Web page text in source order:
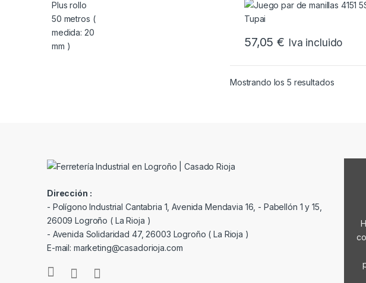
57,05€ Iva incluido
Mostrando los 5 resultados
Dirección :
- Polígono Industrial Cantabria 1, Avenida Mendavia 16, - Pabellón 1 y 15,
26009 Logroño ( La Rioja )
- Avenida Solidaridad 47, 26003 Logroño ( La Rioja )
E-mail: marketing@casadorioja.com